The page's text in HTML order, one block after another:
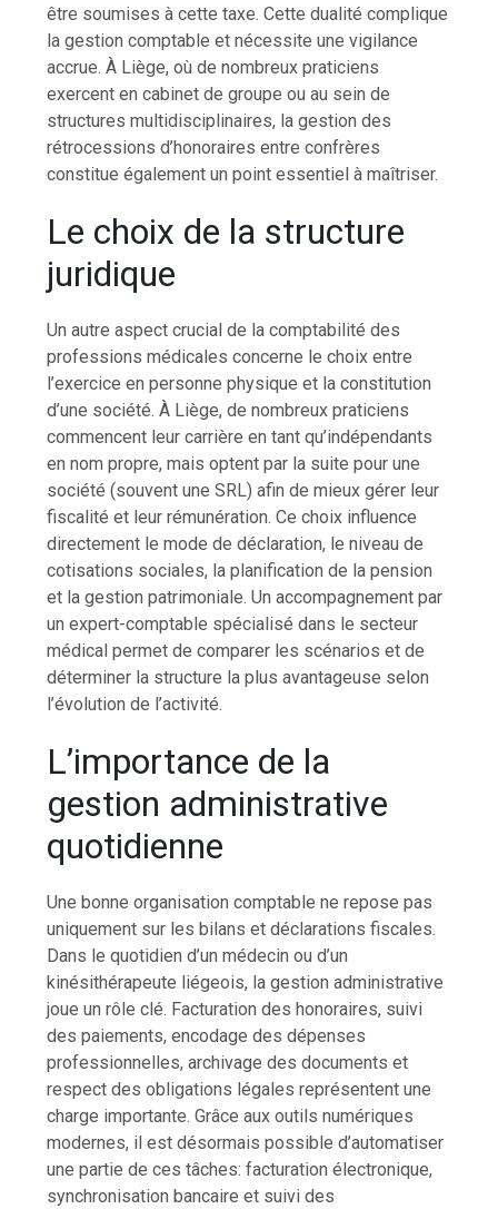
être soumises à cette taxe. Cette dualité complique
la gestion comptable et nécessite une vigilance
accrue. À Liège, où de nombreux praticiens
exercent en cabinet de groupe ou au sein de
structures multidisciplinaires, la gestion des
rétrocessions d’honoraires entre confrères
constitue également un point essentiel à maîtriser.
Le choix de la structure
juridique
Un autre aspect crucial de la comptabilité des
professions médicales concerne le choix entre
l’exercice en personne physique et la constitution
d’une société. À Liège, de nombreux praticiens
commencent leur carrière en tant qu’indépendants
en nom propre, mais optent par la suite pour une
société (souvent une SRL) afin de mieux gérer leur
fiscalité et leur rémunération. Ce choix influence
directement le mode de déclaration, le niveau de
cotisations sociales, la planification de la pension
et la gestion patrimoniale. Un accompagnement par
un expert-comptable spécialisé dans le secteur
médical permet de comparer les scénarios et de
déterminer la structure la plus avantageuse selon
l’évolution de l’activité.
L’importance de la
gestion administrative
quotidienne
Une bonne organisation comptable ne repose pas
uniquement sur les bilans et déclarations fiscales.
Dans le quotidien d’un médecin ou d’un
kinésithérapeute liégeois, la gestion administrative
joue un rôle clé. Facturation des honoraires, suivi
des paiements, encodage des dépenses
professionnelles, archivage des documents et
respect des obligations légales représentent une
charge importante. Grâce aux outils numériques
modernes, il est désormais possible d’automatiser
une partie de ces tâches: facturation électronique,
synchronisation bancaire et suivi des